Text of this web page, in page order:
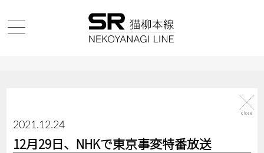
2021.12.24
12月29日、NHKで東京事変特番放送